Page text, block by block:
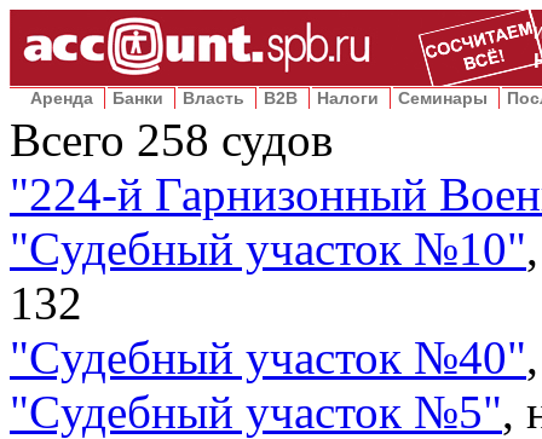
Аренда Банки Власть B2B Налоги Семинары
Всего 258 судов
"224-й Гарнизонный
"Cудебный участок №10"
132
"Cудебный участок №40"
"Cудебный участок №5",